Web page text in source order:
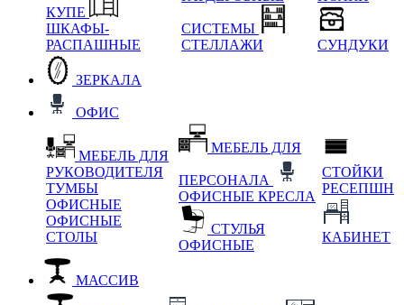
КУПЕ
ШКАФЫ-
РАСПАШНЫЕ
СИСТЕМЫ
СТЕЛЛАЖИ
СУНДУКИ
ЗЕРКАЛА
ОФИС
МЕБЕЛЬ ДЛЯ
РУКОВОДИТЕЛЯ
ТУМБЫ
ОФИСНЫЕ
ОФИСНЫЕ
СТОЛЫ
МЕБЕЛЬ ДЛЯ
ПЕРСОНАЛА
ОФИСНЫЕ КРЕСЛА
СТУЛЬЯ
ОФИСНЫЕ
СТОЙКИ
РЕСЕПШН
КАБИНЕТ
МАССИВ